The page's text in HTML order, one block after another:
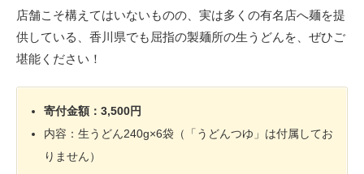
店舗こそ構えてはいないものの、実は多くの有名店へ麺を提
供している、香川県でも屈指の製麺所の生うどんを、ぜひご
堪能ください！
寄付金額：3,500円
内容：生うどん240g×6袋（「うどんつゆ」は付属してお
りません）